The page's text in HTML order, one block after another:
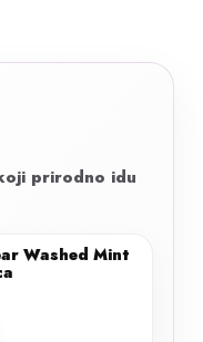
prirodno idu
Washed Mint